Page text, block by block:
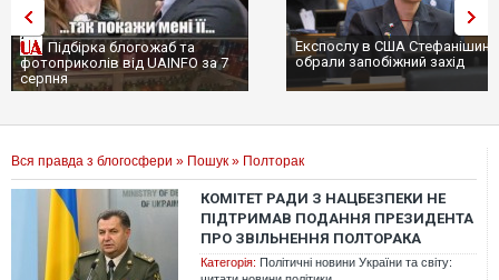
Підбірка блогожаб та
фотоприколів від UAINFO за 7
серпня
Експослу в США
обрали запобіжний захід
Вся правда з блогосфери » Пошук » Полторак
КОМІТЕТ РАДИ З НАЦБЕЗПЕКИ НЕ
ПІДТРИМАВ ПОДАННЯ ПРЕЗИДЕНТА
ПРО ЗВІЛЬНЕННЯ ПОЛТОРАКА
Категорія: Політичні новини України та світу: